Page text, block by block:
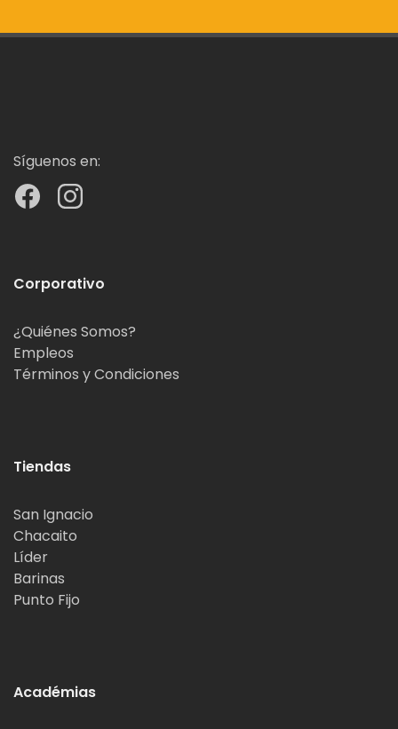
Síguenos en:
Corporativo
¿Quiénes Somos?
Empleos
Términos y Condiciones
Tiendas
San Ignacio
Chacaito
Líder
Barinas
Punto Fijo
Académias